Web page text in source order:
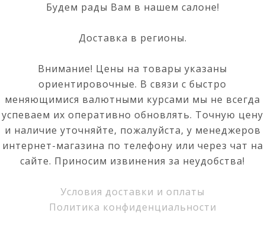
Будем рады Вам в нашем салоне!
Доставка в регионы.
Внимание! Цены на товары указаны
ориентировочные. В связи с быстро
меняющимися валютными курсами мы не всегда
успеваем их оперативно обновлять. Точную цену
и наличие уточняйте, пожалуйста, у менеджеров
интернет-магазина по телефону или через чат на
сайте. Приносим извинения за неудобства!
Условия доставки и оплаты
Политика конфиденциальности